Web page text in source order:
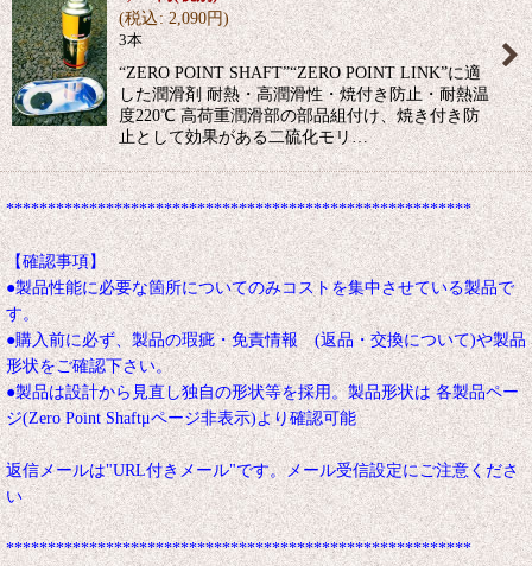
(税込: 2,090円)
3本
“ZERO POINT SHAFT”“ZERO POINT LINK”に適
した潤滑剤 耐熱・高潤滑性・焼付き防止・耐熱温
度220℃ 高荷重潤滑部の部品組付け、焼き付き防
止として効果がある二硫化モリ…
********************************************************
【確認事項】
●製品性能に必要な箇所についてのみコストを集中させている製品で
す。
●購入前に必ず、製品の瑕疵・免責情報 (返品・交換について)や製品
形状をご確認下さい。
●製品は設計から見直し独自の形状等を採用。製品形状は 各製品ペー
ジ(Zero Point Shaftμページ非表示)より確認可能
返信メールは"URL付きメール"です。メール受信設定にご注意くださ
い
********************************************************